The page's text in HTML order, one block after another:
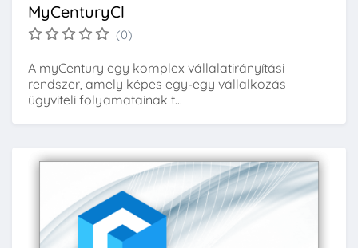
MyCenturyCl
(0)
A myCentury egy komplex vállalatirányítási
rendszer, amely képes egy-egy vállalkozás
ügyviteli folyamatainak t...